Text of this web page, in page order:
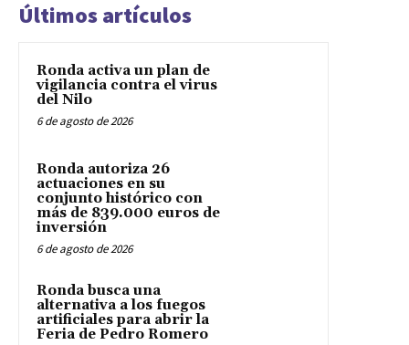
Últimos artículos
Ronda activa un plan de
vigilancia contra el virus
del Nilo
6 de agosto de 2026
Ronda autoriza 26
actuaciones en su
conjunto histórico con
más de 839.000 euros de
inversión
6 de agosto de 2026
Ronda busca una
alternativa a los fuegos
artificiales para abrir la
Feria de Pedro Romero